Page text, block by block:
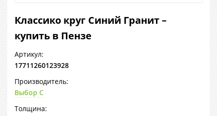
Классико круг Синий Гранит –
купить в Пензе
Артикул:
17711260123928
Производитель:
Выбор С
Толщина: